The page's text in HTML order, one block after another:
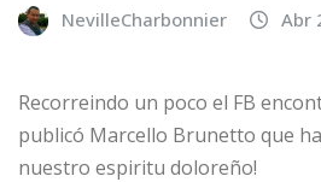
NevilleCharbonnier Abr
Recorreindo un poco el FB
publicó Marcello Brunetto que
nuestro espiritu doloreño!